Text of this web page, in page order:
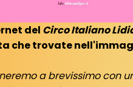
del Circo Italiano
che trovate
a brevissimo con